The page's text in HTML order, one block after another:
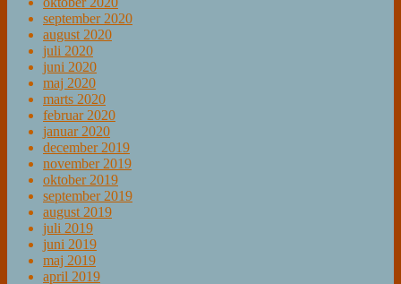
september 2020
august 2020
juli 2020
juni 2020
maj 2020
marts 2020
februar 2020
januar 2020
december 2019
november 2019
oktober 2019
september 2019
august 2019
juli 2019
juni 2019
maj 2019
april 2019